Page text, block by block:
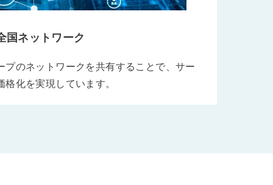
国ネットワーク
プのネットワークを共有することで、サー
化を実現しています。